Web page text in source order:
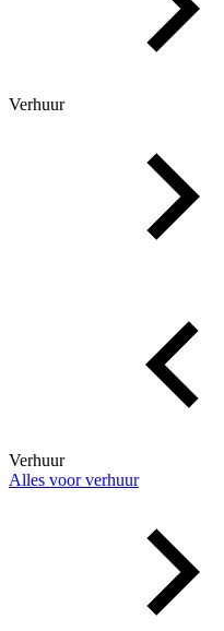
Verhuur
Verhuur
Alles voor verhuur